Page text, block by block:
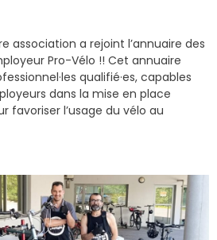
association a rejoint l’annuaire des
Pro-Vélo !! Cet annuaire
qualifié·es, capables
dans la mise en place
favoriser l’usage du vélo au